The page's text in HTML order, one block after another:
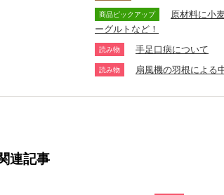
商品ピックアップ
原材料に小
ーグルトなど！
読み物 手足口病について
読み物 扇風機の羽根による
連記事